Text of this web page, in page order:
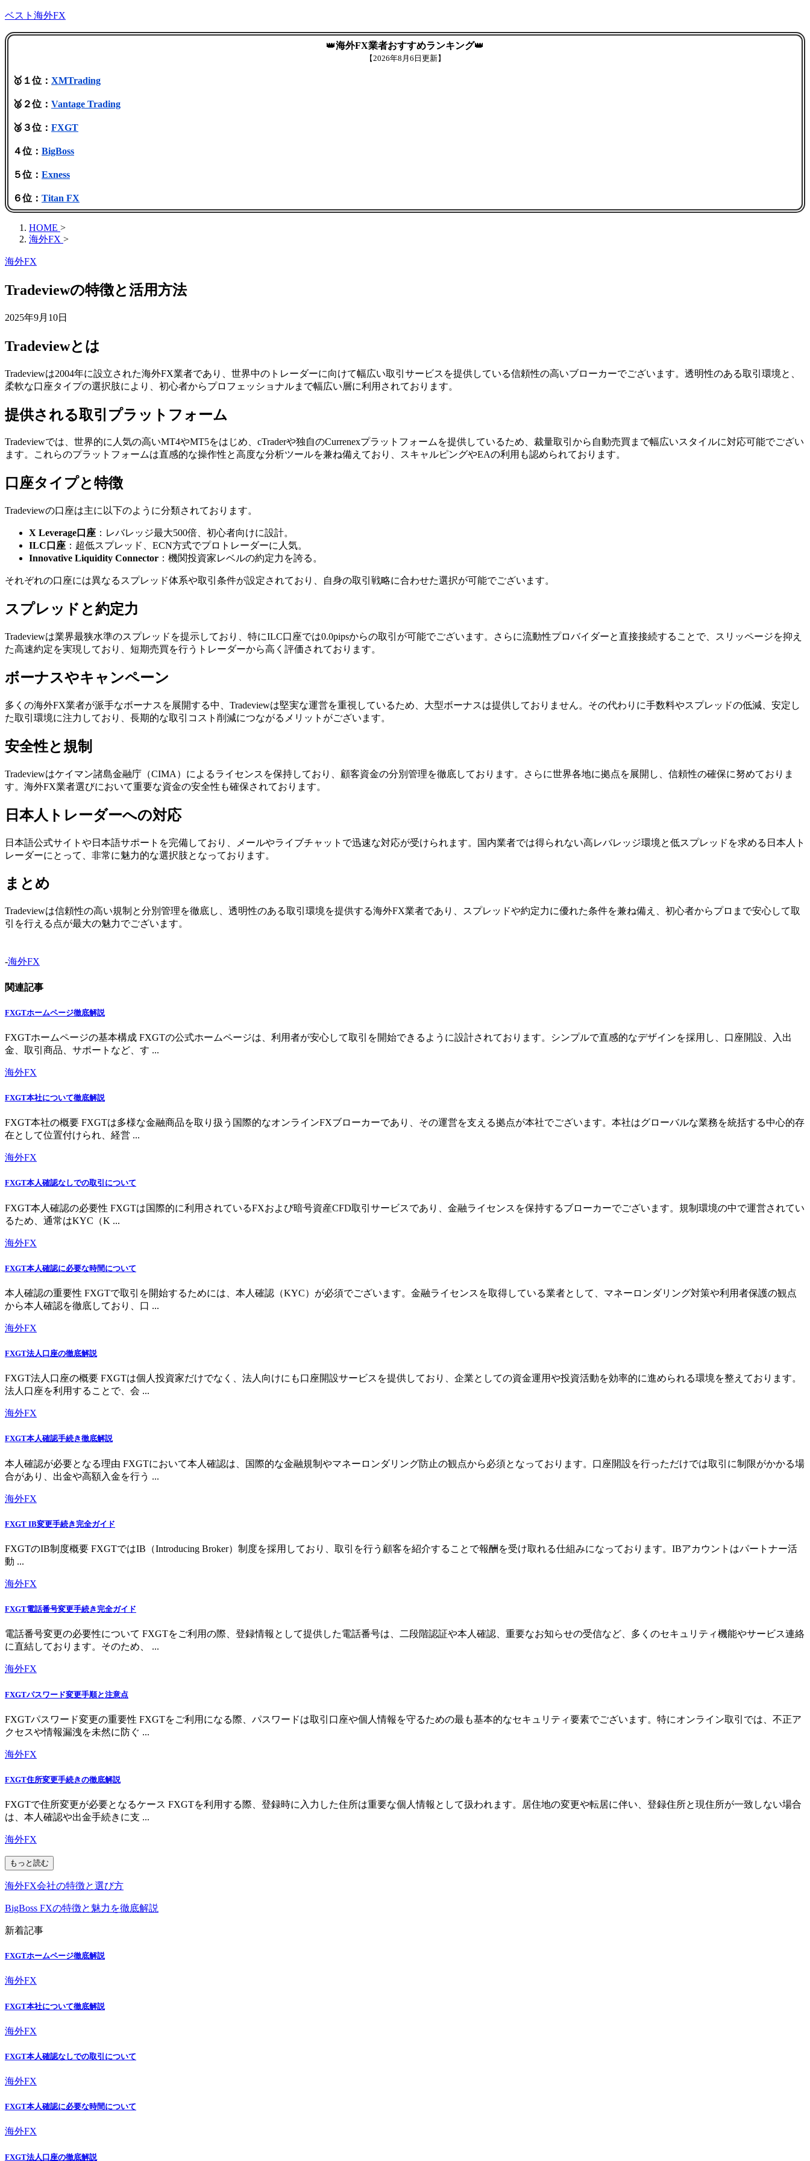
ベスト海外FX
👑海外FX業者おすすめランキング👑
【2026年8月6日更新】
🥇１位： XMTrading
🥈２位： Vantage Trading
🥉３位： FXGT
４位： BigBoss
５位： Exness
６位： Titan FX
HOME >
海外FX >
海外FX
Tradeviewの特徴と活用方法
2025年9月10日
Tradeviewとは
Tradeviewは2004年に設立された海外FX業者であり、世界中のトレーダーに向けて幅広い取引サービスを提供している信頼性の高いブローカーでございます。透明性のある取引環境と、
柔軟な口座タイプの選択肢により、初心者からプロフェッショナルまで幅広い層に利用されております。
提供される取引プラットフォーム
Tradeviewでは、世界的に人気の高いMT4やMT5をはじめ、cTraderや独自のCurrenexプラットフォームを提供しているため、裁量取引から自動売買まで幅広いスタイルに対応可能でござい
ます。これらのプラットフォームは直感的な操作性と高度な分析ツールを兼ね備えており、スキャルピングやEAの利用も認められております。
口座タイプと特徴
Tradeviewの口座は主に以下のように分類されております。
X Leverage口座 ：レバレッジ最大500倍、初心者向けに設計。
ILC口座 ：超低スプレッド、ECN方式でプロトレーダーに人気。
Innovative Liquidity Connector ：機関投資家レベルの約定力を誇る。
それぞれの口座には異なるスプレッド体系や取引条件が設定されており、自身の取引戦略に合わせた選択が可能でございます。
スプレッドと約定力
Tradeviewは業界最狭水準のスプレッドを提示しており、特にILC口座では0.0pipsからの取引が可能でございます。さらに流動性プロバイダーと直接接続することで、スリッページを抑え
た高速約定を実現しており、短期売買を行うトレーダーから高く評価されております。
ボーナスやキャンペーン
多くの海外FX業者が派手なボーナスを展開する中、Tradeviewは堅実な運営を重視しているため、大型ボーナスは提供しておりません。その代わりに手数料やスプレッドの低減、安定し
た取引環境に注力しており、長期的な取引コスト削減につながるメリットがございます。
安全性と規制
Tradeviewはケイマン諸島金融庁（CIMA）によるライセンスを保持しており、顧客資金の分別管理を徹底しております。さらに世界各地に拠点を展開し、信頼性の確保に努めておりま
す。海外FX業者選びにおいて重要な資金の安全性も確保されております。
日本人トレーダーへの対応
日本語公式サイトや日本語サポートを完備しており、メールやライブチャットで迅速な対応が受けられます。国内業者では得られない高レバレッジ環境と低スプレッドを求める日本人ト
レーダーにとって、非常に魅力的な選択肢となっております。
まとめ
Tradeviewは信頼性の高い規制と分別管理を徹底し、透明性のある取引環境を提供する海外FX業者であり、スプレッドや約定力に優れた条件を兼ね備え、初心者からプロまで安心して取
引を行える点が最大の魅力でございます。
-海外FX
関連記事
FXGTホームページ徹底解説
FXGTホームページの基本構成 FXGTの公式ホームページは、利用者が安心して取引を開始できるように設計されております。シンプルで直感的なデザインを採用し、口座開設、入出
金、取引商品、サポートなど、す ...
海外FX
FXGT本社について徹底解説
FXGT本社の概要 FXGTは多様な金融商品を取り扱う国際的なオンラインFXブローカーであり、その運営を支える拠点が本社でございます。本社はグローバルな業務を統括する中心的存
在として位置付けられ、経営 ...
海外FX
FXGT本人確認なしでの取引について
FXGT本人確認の必要性 FXGTは国際的に利用されているFXおよび暗号資産CFD取引サービスであり、金融ライセンスを保持するブローカーでございます。規制環境の中で運営されてい
るため、通常はKYC（K ...
海外FX
FXGT本人確認に必要な時間について
本人確認の重要性 FXGTで取引を開始するためには、本人確認（KYC）が必須でございます。金融ライセンスを取得している業者として、マネーロンダリング対策や利用者保護の観点
から本人確認を徹底しており、口 ...
海外FX
FXGT法人口座の徹底解説
FXGT法人口座の概要 FXGTは個人投資家だけでなく、法人向けにも口座開設サービスを提供しており、企業としての資金運用や投資活動を効率的に進められる環境を整えております。
法人口座を利用することで、会 ...
海外FX
FXGT本人確認手続き徹底解説
本人確認が必要となる理由 FXGTにおいて本人確認は、国際的な金融規制やマネーロンダリング防止の観点から必須となっております。口座開設を行っただけでは取引に制限がかかる場
合があり、出金や高額入金を行う ...
海外FX
FXGT IB変更手続き完全ガイド
FXGTのIB制度概要 FXGTではIB（Introducing Broker）制度を採用しており、取引を行う顧客を紹介することで報酬を受け取れる仕組みになっております。IBアカウントはパートナー活
動 ...
海外FX
FXGT電話番号変更手続き完全ガイド
電話番号変更の必要性について FXGTをご利用の際、登録情報として提供した電話番号は、二段階認証や本人確認、重要なお知らせの受信など、多くのセキュリティ機能やサービス連絡
に直結しております。そのため、 ...
海外FX
FXGTパスワード変更手順と注意点
FXGTパスワード変更の重要性 FXGTをご利用になる際、パスワードは取引口座や個人情報を守るための最も基本的なセキュリティ要素でございます。特にオンライン取引では、不正ア
クセスや情報漏洩を未然に防ぐ ...
海外FX
FXGT住所変更手続きの徹底解説
FXGTで住所変更が必要となるケース FXGTを利用する際、登録時に入力した住所は重要な個人情報として扱われます。居住地の変更や転居に伴い、登録住所と現住所が一致しない場合
は、本人確認や出金手続きに支 ...
海外FX
もっと読む
海外FX会社の特徴と選び方
BigBoss FXの特徴と魅力を徹底解説
新着記事
FXGTホームページ徹底解説
海外FX
FXGT本社について徹底解説
海外FX
FXGT本人確認なしでの取引について
海外FX
FXGT本人確認に必要な時間について
海外FX
FXGT法人口座の徹底解説